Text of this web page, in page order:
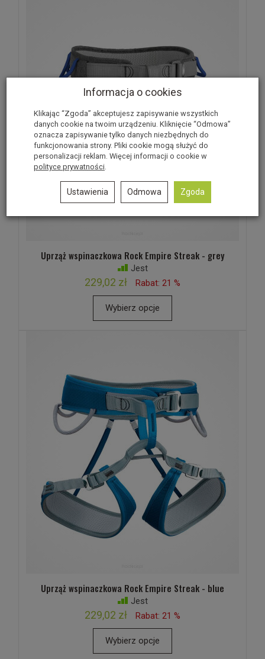
Uprząż wspinaczkowa Rock Empire Streak - grey
Jest
229,02 zł Rabat: 21 %
Wybierz opcje
Uprząż wspinaczkowa Rock Empire Streak - blue
Jest
229,02 zł Rabat: 21 %
Wybierz opcje
W ostatnich 7 dniach produktem interesują się
Informacja o cookies
Klikając “Zgoda” akceptujesz zapisywanie wszystkich
danych cookie na twoim urządzeniu. Kliknięcie “Odmowa”
oznacza zapisywanie tylko danych niezbędnych do
funkcjonowania strony. Pliki cookie mogą służyć do
personalizacji reklam. Więcej informacji o cookie w
polityce prywatności
Ustawienia Odmowa Zgoda